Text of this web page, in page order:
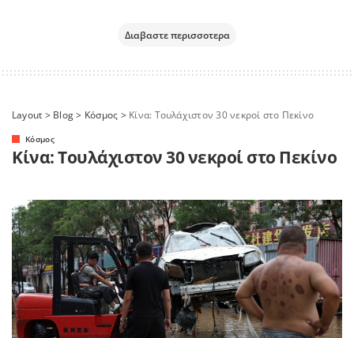
Διαβαστε περισσοτερα
Layout > Blog> Κόσμος > Κίνα: Τουλάχιστον 30 νεκροί στο Πεκίνο
Κόσμος
Κίνα: Τουλάχιστον 30 νεκροί στο Πεκίνο